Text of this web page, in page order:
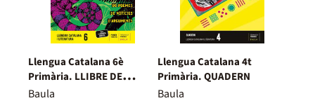
Llengua Catalana 6è
Primària. LLIBRE DE
L'ALUMNE
Baula
Llengua Catalana 4t
Primària. QUADERN
Baula